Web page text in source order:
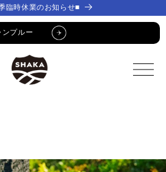
臨時休業のお知らせ■
ンプルー